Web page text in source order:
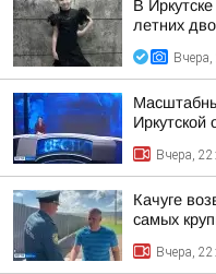
В
летних
Иркутской
Вчера,
Качуге
самых
Вчера,